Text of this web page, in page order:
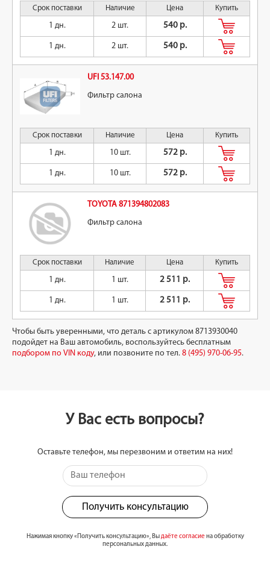
Срок поставки Наличие Цена Купить
1 дн. 2 шт. 540 р.
1 дн. 2 шт. 540 р.
UFI 53.147.00
Фильтр салона
Срок поставки Наличие Цена Купить
1 дн. 10 шт. 572 р.
1 дн. 10 шт. 572 р.
TOYOTA 871394802083
Фильтр салона
Срок поставки Наличие Цена Купить
1 дн. 1 шт. 2 511 р.
1 дн. 1 шт. 2 511 р.
Чтобы быть уверенными, что деталь с артикулом 8713930040
подойдет на Ваш автомобиль, воспользуйтесь бесплатным
подбором по VIN коду, или позвоните по тел. 8 (495) 970-06-95.
У Вас есть вопросы?
Оставьте телефон, мы перезвоним и ответим на них!
Получить консультацию
Нажимая кнопку «Получить консультацию», Выдаёте согласие на обработку
персональных данных.